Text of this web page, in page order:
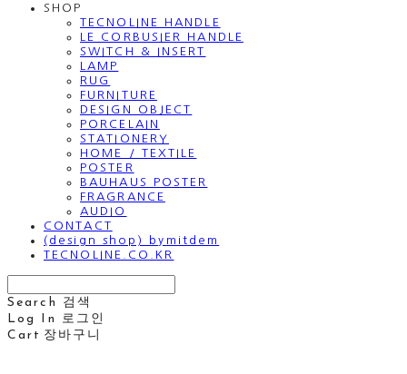
SHOP
TECNOLINE HANDLE
LE CORBUSIER HANDLE
SWITCH & INSERT
LAMP
RUG
FURNITURE
DESIGN OBJECT
PORCELAIN
STATIONERY
HOME / TEXTILE
POSTER
BAUHAUS POSTER
FRAGRANCE
AUDIO
CONTACT
(design shop) bymitdem
TECNOLINE.CO.KR
Search
검색
Log In
로그인
Cart 장바구니